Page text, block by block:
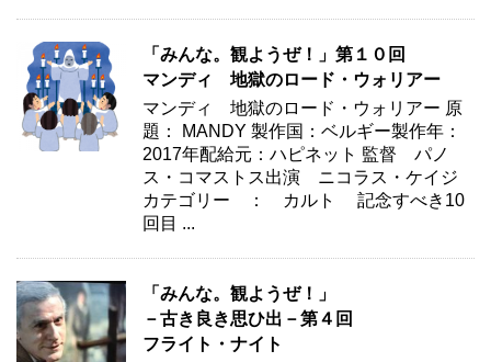
「みんな。観ようぜ！」第１０回
マンディ 地獄のロード・ウォリアー
マンディ 地獄のロード・ウォリアー 原
題： MANDY 製作国：ベルギー製作年：
2017年配給元：ハピネット 監督 パノ
ス・コマストス出演 ニコラス・ケイジ
カテゴリー ： カルト 記念すべき10
回目 ...
「みんな。観ようぜ！」
－古き良き思ひ出－第４回
フライト・ナイト